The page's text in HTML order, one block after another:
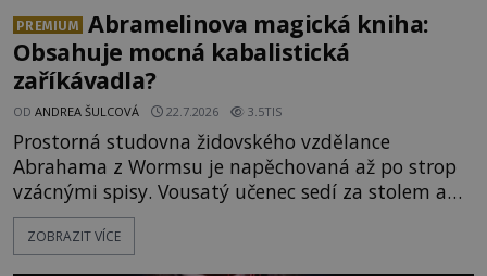
PREMIUM
Abramelinova magická kniha:
Obsahuje mocná kabalistická
zaříkávadla?
OD ANDREA ŠULCOVÁ 22.7.2026 3.5TIS
Prostorná studovna židovského vzdělance
Abrahama z Wormsu je napěchovaná až po strop
vzácnými spisy. Vousatý učenec sedí za stolem a
před sebou má rozložený jeden z nejzáhadnějších
magických textů. Jde o Abramelinův grimoár, který
ZOBRAZIT VÍCE